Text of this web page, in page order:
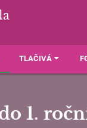
TLAČIVÁ
1.